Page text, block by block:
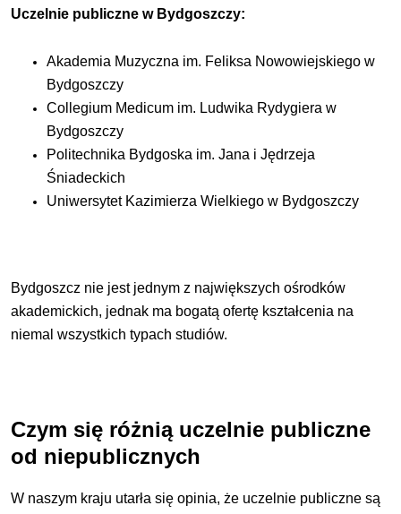
Uczelnie publiczne w Bydgoszczy:
Akademia Muzyczna im. Feliksa Nowowiejskiego w
Bydgoszczy
Collegium Medicum im. Ludwika Rydygiera w
Bydgoszczy
Politechnika Bydgoska im. Jana i Jędrzeja
Śniadeckich
Uniwersytet Kazimierza Wielkiego w Bydgoszczy
Bydgoszcz nie jest jednym z największych ośrodków
akademickich, jednak ma bogatą ofertę kształcenia na
niemal wszystkich typach studiów.
Czym się różnią uczelnie publiczne
od niepublicznych
W naszym kraju utarła się opinia, że uczelnie publiczne są